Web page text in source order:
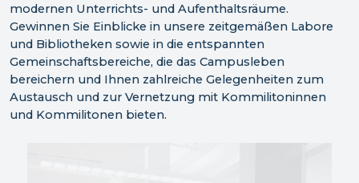
modernen Unterrichts- und Aufenthaltsräume.
Gewinnen Sie Einblicke in unsere zeitgemäßen Labore
und Bibliotheken sowie in die entspannten
Gemeinschaftsbereiche, die das Campusleben
bereichern und Ihnen zahlreiche Gelegenheiten zum
Austausch und zur Vernetzung mit Kommilitoninnen
und Kommilitonen bieten.